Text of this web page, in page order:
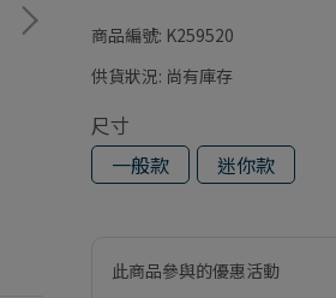
商品編號: K259520
供貨狀況: 尚有庫存
尺寸
一般款
迷你款
此商品參與的優惠活動